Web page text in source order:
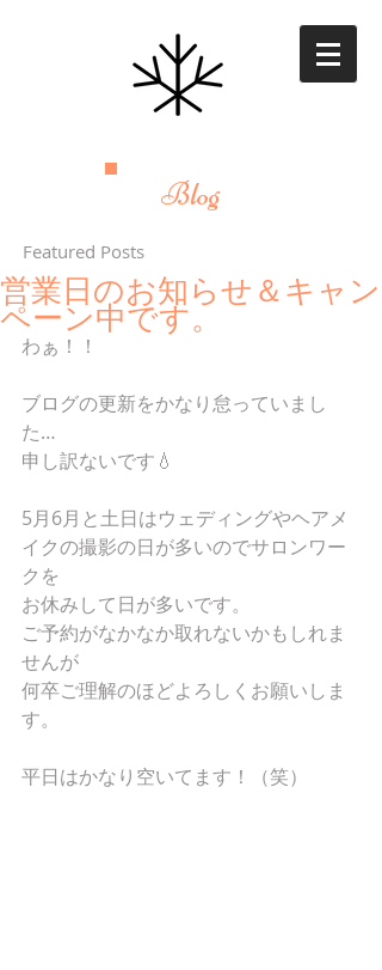
Blog
Featured Posts
営業日のお知らせ＆キャン
ペーン中です。
わぁ！！
ブログの更新をかなり怠っていまし
た…
申し訳ないです💧
5月6月と土日はウェディングやヘアメ
イクの撮影の日が多いのでサロンワー
クを
お休みして日が多いです。
ご予約がなかなか取れないかもしれま
せんが
何卒ご理解のほどよろしくお願いしま
す。
平日はかなり空いてます！（笑）